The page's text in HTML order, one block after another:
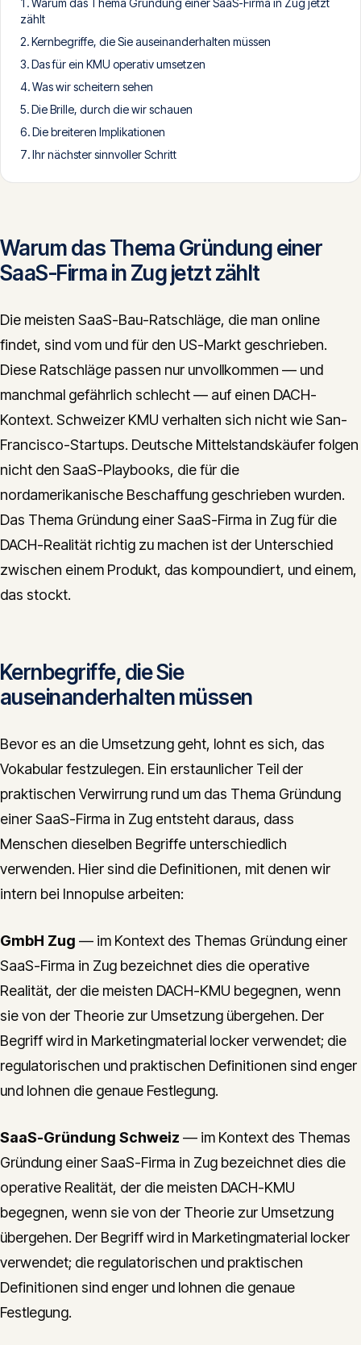
Get in touch
CONTACT
info@innopulse.io
Warum das Thema Gründung einer SaaS-Firma in Zug jetzt
zählt
Kernbegriffe, die Sie auseinanderhalten müssen
Das für ein KMU operativ umsetzen
Was wir scheitern sehen
Die Brille, durch die wir schauen
Die breiteren Implikationen
Ihr nächster sinnvoller Schritt
Warum das Thema Gründung einer
SaaS-Firma in Zug jetzt zählt
Die meisten SaaS-Bau-Ratschläge, die man online
findet, sind vom und für den US-Markt geschrieben.
Diese Ratschläge passen nur unvollkommen — und
manchmal gefährlich schlecht — auf einen DACH-
Kontext. Schweizer KMU verhalten sich nicht wie San-
Francisco-Startups. Deutsche Mittelstandskäufer folgen
nicht den SaaS-Playbooks, die für die
nordamerikanische Beschaffung geschrieben wurden.
Das Thema Gründung einer SaaS-Firma in Zug für die
DACH-Realität richtig zu machen ist der Unterschied
zwischen einem Produkt, das kompoundiert, und einem,
das stockt.
Kernbegriffe, die Sie
auseinanderhalten müssen
Bevor es an die Umsetzung geht, lohnt es sich, das
Vokabular festzulegen. Ein erstaunlicher Teil der
praktischen Verwirrung rund um das Thema Gründung
einer SaaS-Firma in Zug entsteht daraus, dass
Menschen dieselben Begriffe unterschiedlich
verwenden. Hier sind die Definitionen, mit denen wir
intern bei Innopulse arbeiten:
GmbH Zug — im Kontext des Themas Gründung einer
SaaS-Firma in Zug bezeichnet dies die operative
Realität, der die meisten DACH-KMU begegnen, wenn
sie von der Theorie zur Umsetzung übergehen. Der
Begriff wird in Marketingmaterial locker verwendet; die
regulatorischen und praktischen Definitionen sind enger
und lohnen die genaue Festlegung.
SaaS-Gründung Schweiz — im Kontext des Themas
Gründung einer SaaS-Firma in Zug bezeichnet dies die
operative Realität, der die meisten DACH-KMU
begegnen, wenn sie von der Theorie zur Umsetzung
übergehen. Der Begriff wird in Marketingmaterial locker
verwendet; die regulatorischen und praktischen
Definitionen sind enger und lohnen die genaue
Festlegung.